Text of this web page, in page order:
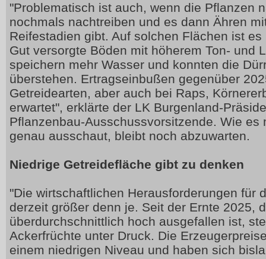
"Problematisch ist auch, wenn die Pflanzen
nochmals nachtreiben und es dann Ähren
Reifestadien gibt. Auf solchen Flächen ist
Gut versorgte Böden mit höherem Ton- und
speichern mehr Wasser und konnten die
überstehen. Ertragseinbußen gegenüber
Getreidearten, aber auch bei Raps,
erwartet", erklärte der LK Burgenland-
Pflanzenbau-Ausschussvorsitzende. Wie es
genau ausschaut, bleibt noch abzuwarten.
Niedrige Getreidefläche gibt zu denken
"Die wirtschaftlichen Herausforderungen für
derzeit größer denn je. Seit der Ernte 2025,
überdurchschnittlich hoch ausgefallen ist,
Ackerfrüchte unter Druck. Die
einem niedrigen Niveau und haben sich